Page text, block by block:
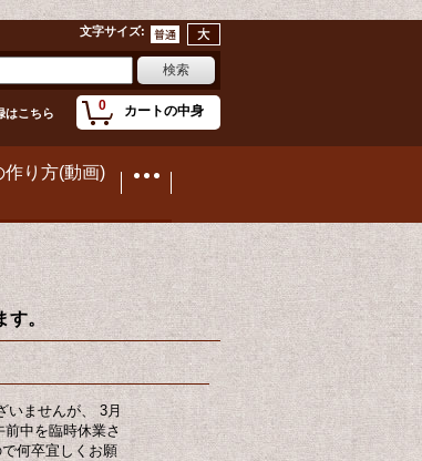
文字サイズ:
0 カートの中身
はこちら
作り方(動画)
す。
いませんが、 3月
中を臨時休業さ
何卒宜しくお願